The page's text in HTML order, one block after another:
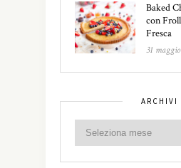
Baked
con
Fresca
31
ARCHIVI